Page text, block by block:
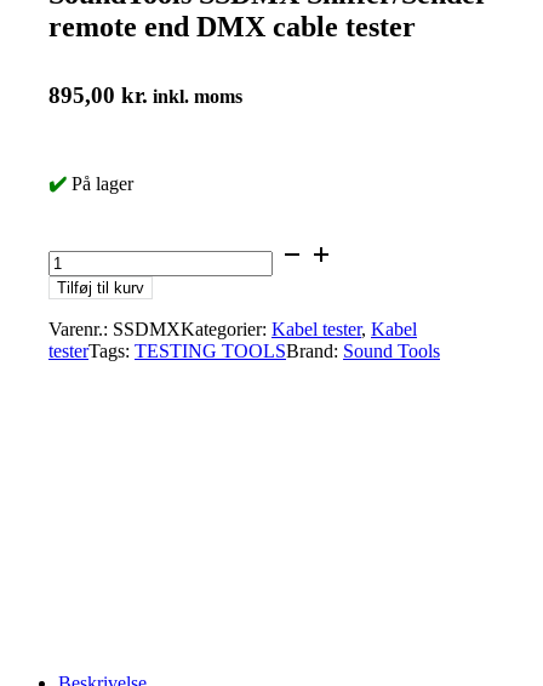
remote end DMX cable tester
895,00 kr. inkl. moms
✔️ På lager
SoundTools
SSDMX
Sniffer/Sender
end
DMX
Tilføj til kurv
Varenr.: SSDMXKategorier: Kabel tester, Kabel
testerTags: TESTING TOOLSBrand: Sound Tools